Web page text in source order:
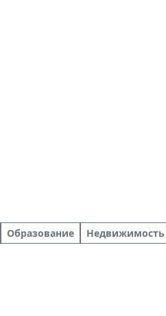
Образование Недвижимость